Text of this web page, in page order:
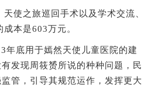
使之旅巡回手术以及学术交流、
本是603万元。
底用于嫣然天使儿童医院的建
发现周筱赟所说的种种问题，民
管，引导其规范运作，发挥更大